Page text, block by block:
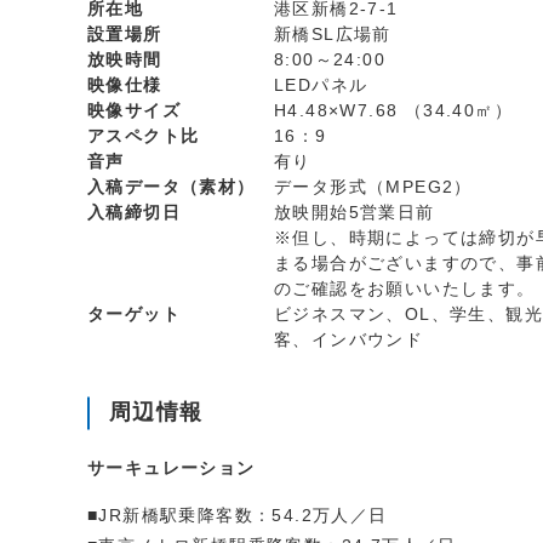
所在地
港区新橋2-7-1
設置場所
新橋SL広場前
放映時間
8:00～24:00
映像仕様
LEDパネル
映像サイズ
H4.48×W7.68 （34.40㎡）
アスペクト比
16：9
音声
有り
入稿データ（素材）
データ形式（MPEG2）
入稿締切日
放映開始5営業日前
※但し、時期によっては締切が
まる場合がございますので、事
のご確認をお願いいたします。
ターゲット
ビジネスマン、OL、学生、観光
客、インバウンド
周辺情報
サーキュレーション
■JR新橋駅乗降客数：54.2万人／日